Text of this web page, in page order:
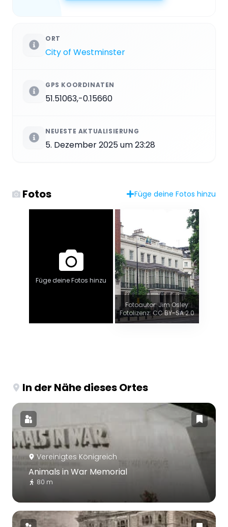
ORT
City of Westminster
GPS KOORDINATEN
51.51063,-0.15660
NEUESTE AKTUALISIERUNG
5. Dezember 2025 um 23:28
Fotos Füge deine Fotos hinzu
Füge deine Fotos hinzu
Fotoautor: Jim Osley
Fotolizenz: CC BY-SA 2.0
In der Nähe dieses Ortes
Vereinigtes Königreich
Animals in War Memorial
80 m